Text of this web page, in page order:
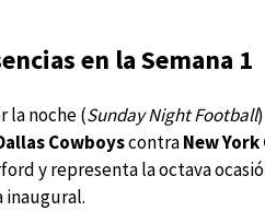
en la Semana 1
la noche (Sunday Night Football
CowboyscontraNew
y representa la octava
inaugural.